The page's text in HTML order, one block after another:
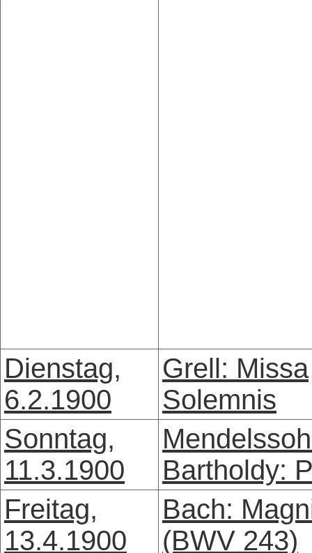
Dienstag,
6.2.1900
Grell: Missa
Solemnis
Sonntag,
11.3.1900
Bartholdy:
Freitag,
13.4.1900
Bach:
(BWV 243)